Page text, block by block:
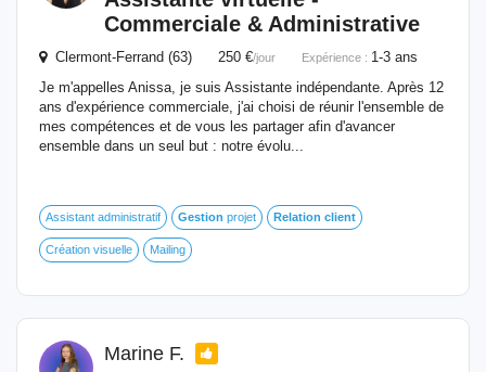
Commerciale & Administrative
Clermont-Ferrand (63) 250 €/jour Expérience : 1-3 ans
Je m'appelles Anissa, je suis Assistante indépendante. Après 12
ans d'expérience commerciale, j'ai choisi de réunir l'ensemble de
mes compétences et de vous les partager afin d'avancer
ensemble dans un seul but : notre évolu...
Assistant administratif Gestion projet Relation client
Création visuelle Mailing
Marine F.